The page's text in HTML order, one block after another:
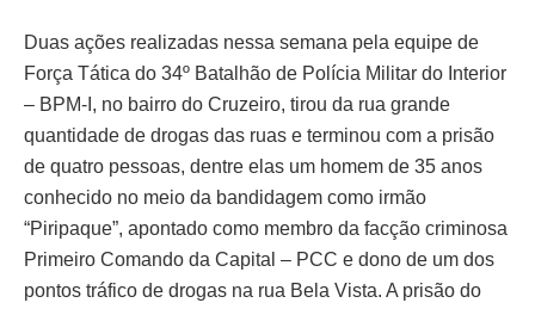
Duas ações realizadas nessa semana pela equipe de
Força Tática do 34º Batalhão de Polícia Militar do Interior
– BPM-I, no bairro do Cruzeiro, tirou da rua grande
quantidade de drogas das ruas e terminou com a prisão
de quatro pessoas, dentre elas um homem de 35 anos
conhecido no meio da bandidagem como irmão
“Piripaque”, apontado como membro da facção criminosa
Primeiro Comando da Capital – PCC e dono de um dos
pontos tráfico de drogas na rua Bela Vista. A prisão do